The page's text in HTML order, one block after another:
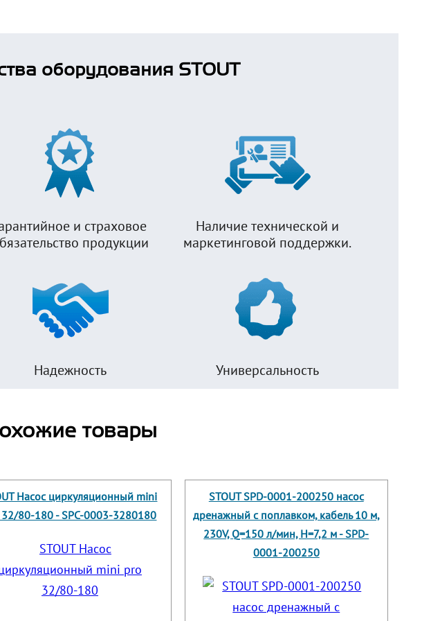
оборудования STOUT
и страховое
продукции
Наличие технической и
маркетинговой поддержки.
Надежность Универсальность
товары
Насос циркуляционный mini
80-180 - SPC-0003-3280180
STOUT SPD-0001-200250 насос
дренажный с поплавком, кабель 10 м,
230V, Q=150 л/мин, H=7,2 м - SPD-
0001-200250